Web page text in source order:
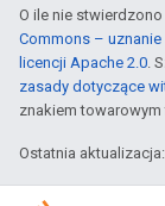
O ile nie
Commons –
licencji Apache 2.0.
zasady dotyczące
znakiem
Ostatnia